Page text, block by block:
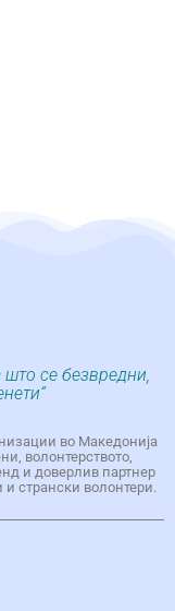
што се безвредни,
во Македонија
волонтерството,
и доверлив партнер
странски волонтери.